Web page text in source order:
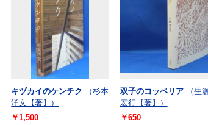
キヅカイのケンチク
（杉本
洋文【著】）
￥1,500
双子のコッペリア
（生
宏行【著】）
￥650